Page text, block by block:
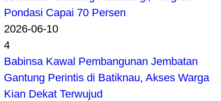
Pondasi Capai 70 Persen
2026-06-10
4
Babinsa Kawal Pembangunan Jembatan
Gantung Perintis di Batiknau, Akses Warga
Kian Dekat Terwujud